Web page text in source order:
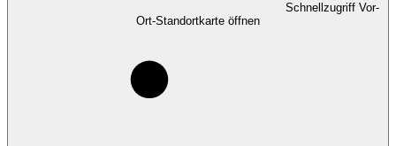
Schnellzugriff Vor-
Ort-Standortkarte öffnen